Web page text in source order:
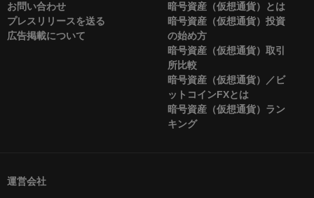
お問い合わせ
プレスリリースを送る
広告掲載について
暗号資産（仮想通貨）とは
暗号資産（仮想通貨）投資
の始め方
暗号資産（仮想通貨）取引
所比較
暗号資産（仮想通貨）／ビ
ットコインFXとは
暗号資産（仮想通貨）ラン
キング
運営会社